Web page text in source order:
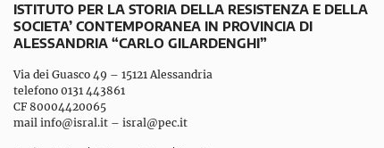
ISTITUTO PER LA STORIA DELLA RESISTENZA E DELLA
SOCIETA’ CONTEMPORANEA IN PROVINCIA DI
ALESSANDRIA “CARLO GILARDENGHI”
Via dei Guasco 49 – 15121 Alessandria
telefono 0131 443861
CF 80004420065
mail info@isral.it – isral@pec.it